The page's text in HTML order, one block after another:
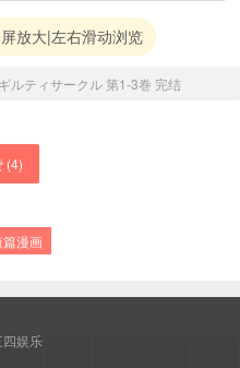
放大|左右滑动浏览
ルティサークル 第1-3巻 完结
(4)
篇漫画
四娱乐